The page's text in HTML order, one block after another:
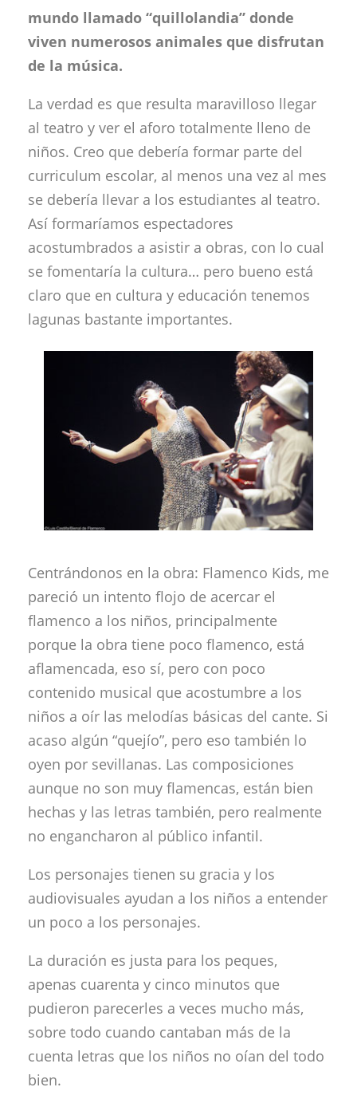
mundo llamado “quillolandia” donde
viven numerosos animales que disfrutan
de la música.
La verdad es que resulta maravilloso llegar
al teatro y ver el aforo totalmente lleno de
niños. Creo que debería formar parte del
curriculum escolar, al menos una vez al mes
se debería llevar a los estudiantes al teatro.
Así formaríamos espectadores
acostumbrados a asistir a obras, con lo cual
se fomentaría la cultura… pero bueno está
claro que en cultura y educación tenemos
lagunas bastante importantes.
Centrándonos en la obra: Flamenco Kids, me
pareció un intento flojo de acercar el
flamenco a los niños, principalmente
porque la obra tiene poco flamenco, está
aflamencada, eso sí, pero con poco
contenido musical que acostumbre a los
niños a oír las melodías básicas del cante. Si
acaso algún “quejío”, pero eso también lo
oyen por sevillanas. Las composiciones
aunque no son muy flamencas, están bien
hechas y las letras también, pero realmente
no engancharon al público infantil.
Los personajes tienen su gracia y los
audiovisuales ayudan a los niños a entender
un poco a los personajes.
La duración es justa para los peques,
apenas cuarenta y cinco minutos que
pudieron parecerles a veces mucho más,
sobre todo cuando cantaban más de la
cuenta letras que los niños no oían del todo
bien.